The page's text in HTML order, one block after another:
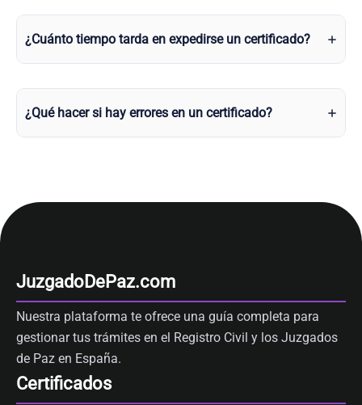
¿Cuánto tiempo tarda en expedirse un certificado?
¿Qué hacer si hay errores en un certificado?
JuzgadoDePaz.com
Nuestra plataforma te ofrece una guía completa para
gestionar tus trámites en el Registro Civil y los Juzgados
de Paz en España.
Certificados